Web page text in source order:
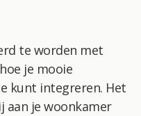
te worden met
je mooie
kunt integreren. Het
aan je woonkamer